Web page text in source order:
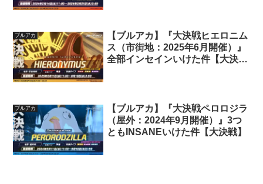
ブルアカ
【ブルアカ】『大決戦ヒエロニム
ス（市街地：2025年6月開催）』
全部インセインいけた件【大決
ブルアカ
【ブルアカ】『大決戦ペロロジラ
（屋外：2024年9月開催）』3つ
ともINSANEいけた件【大決戦】